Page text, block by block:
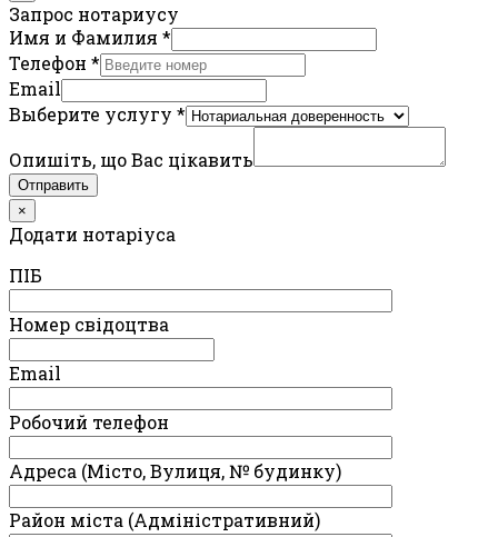
Запрос нотариусу
Имя и Фамилия *
Телефон *
Email
Выберите услугу *
Опишіть, що Вас цікавить
Отправить
×
Додати нотаріуса
ПIБ
Номер свідоцтва
Email
Робочий телефон
Адреса (Місто, Вулиця, № будинку)
Район міста (Адміністративний)